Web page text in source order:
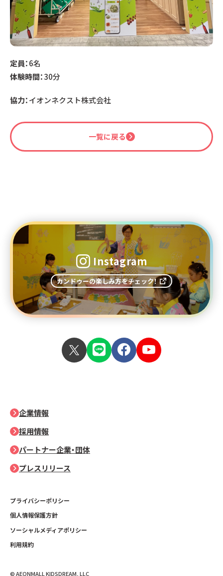
定員：6名
体験時間：30分
協力：イオンネクスト株式会社
一覧に戻る
Instagram
カンドゥーの楽しみ方をチェック！
企業情報
採用情報
パートナー企業・団体
プレスリリース
プライバシーポリシー
個人情報保護方針
ソーシャルメディアポリシー
利用規約
© AEONMALL KIDSDREAM, LLC